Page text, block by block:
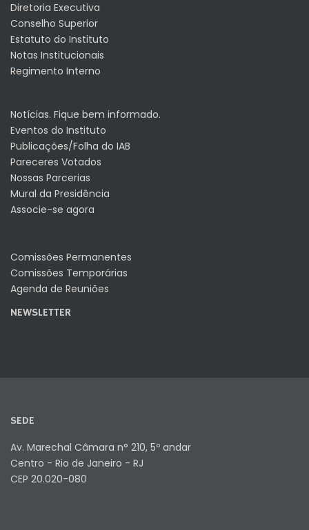
Diretoria Executiva
Conselho Superior
Estatuto do Instituto
Notas Institucionais
Regimento Interno
Notícias. Fique bem informado.
Eventos do Instituto
Publicações/Folha do IAB
Pareceres Votados
Nossas Parcerias
Mural da Presidência
Associe-se agora
Comissões Permanentes
Comissões Temporárias
Agenda de Reuniões
NEWSLETTER
SEDE
Av. Marechal Câmara n° 210, 5º andar
Centro - Rio de Janeiro - RJ
CEP 20.020-080